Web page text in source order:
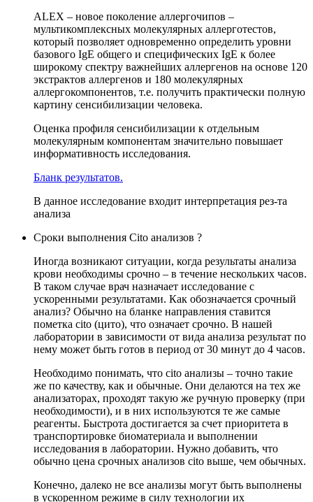
ALEX – новое поколение аллергочипов –
мультикомплексных молекулярных аллерготестов,
который позволяет одновременно определить уровни
базового IgE общего и специфических IgE к более
широкому спектру важнейших аллергенов на основе 120
экстрактов аллергенов и 180 молекулярных
аллергокомпонентов, т.е. получить практически полную
картину сенсибилизации человека.
Оценка профиля сенсибилизации к отдельным
молекулярным компонентам значительно повышает
информативность исследования.
Бланк результатов.
В данное исследование входит интерпретация рез-та
анализа
Сроки выполнения Cito анализов ?
Иногда возникают ситуации, когда результаты анализа
крови необходимы срочно – в течение нескольких часов.
В таком случае врач назначает исследование с
ускоренными результатами. Как обозначается срочный
анализ? Обычно на бланке направления ставится
пометка cito (цито), что означает срочно. В нашей
лаборатории в зависимости от вида анализа результат по
нему может быть готов в период от 30 минут до 4 часов.
Необходимо понимать, что cito анализы – точно такие
же по качеству, как и обычные. Они делаются на тех же
анализаторах, проходят такую же ручную проверку (при
необходимости), и в них используются те же самые
реагенты. Быстрота достигается за счет приоритета в
транспортировке биоматериала и выполнении
исследования в лаборатории. Нужно добавить, что
обычно цена срочных анализов cito выше, чем обычных.
Конечно, далеко не все анализы могут быть выполнены
в ускоренном режиме в силу технологии их